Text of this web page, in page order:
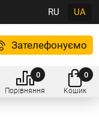
RU UA
Зателефонуємо
Порівняння
0
Кошик
0